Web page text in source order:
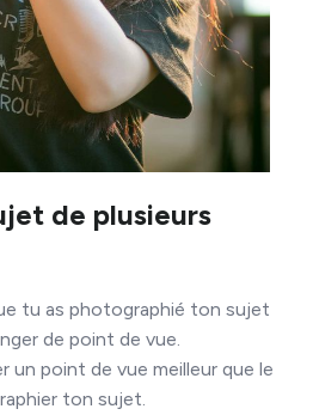
de plusieurs
tu as photographié ton sujet
de point de vue.
un point de vue meilleur que le
ton sujet.